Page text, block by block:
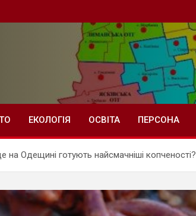
ЕКОЛОГІЯ ОСВІТА ПЕРСОНА
Одещині готують найсмачніші копченості?